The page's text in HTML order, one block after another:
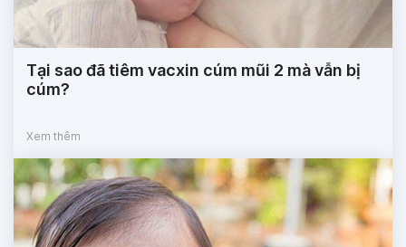
Tại sao đã tiêm vacxin cúm mũi 2 mà vẫn bị
cúm?
Xem thêm